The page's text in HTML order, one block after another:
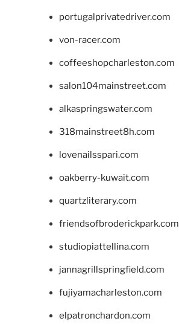
portugalprivatedriver.com
von-racer.com
coffeeshopcharleston.com
salon104mainstreet.com
alkaspringswater.com
318mainstreet8h.com
lovenailsspari.com
oakberry-kuwait.com
quartzliterary.com
friendsofbroderickpark.com
studiopiattellina.com
jannagrillspringfield.com
fujiyamacharleston.com
elpatronchardon.com